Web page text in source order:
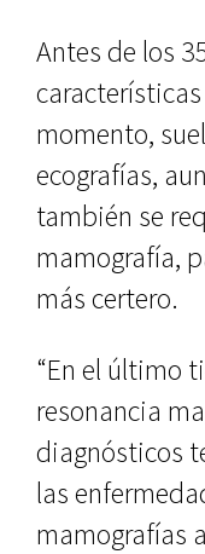
Antes de los
momento,
ecografías,
también se
mamografía,
más certero.
“En el último
resonancia
diagnósticos
las
mamografías